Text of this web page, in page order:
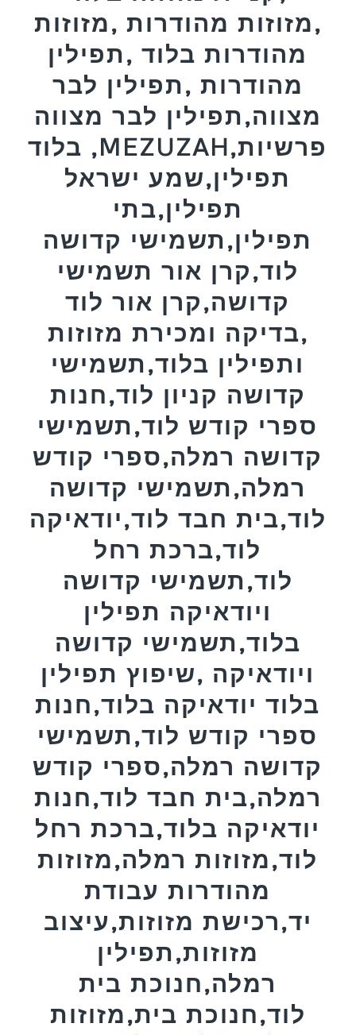
,מזוזות מהודרות ,מזוזות
מהודרות בלוד ,תפילין
מהודרות ,תפילין לבר
מצווה,תפילין לבר מצווה
בלוד ,MEZUZAH,פרשיות
תפילין,שמע ישראל
תפילין,בתי
תפילין,תשמישי קדושה
לוד,קרן אור תשמישי
קדושה,קרן אור לוד
,בדיקה ומכירת מזוזות
ותפילין בלוד,תשמישי
קדושה קניון לוד,חנות
ספרי קודש לוד,תשמישי
קדושה רמלה,ספרי קודש
רמלה,תשמישי קדושה
לוד,בית חבד לוד,יודאיקה
לוד,ברכת רחל
לוד,תשמישי קדושה
ויודאיקה תפילין
בלוד,תשמישי קדושה
ויודאיקה ,שיפוץ תפילין
בלוד יודאיקה בלוד,חנות
ספרי קודש לוד,תשמישי
קדושה רמלה,ספרי קודש
רמלה,בית חבד לוד,חנות
יודאיקה בלוד,ברכת רחל
לוד,מזוזות רמלה,מזוזות
מהודרות עבודת
יד,רכישת מזוזות,עיצוב
מזוזות,תפילין
רמלה,חנוכת בית
לוד,חנוכת בית,מזוזות